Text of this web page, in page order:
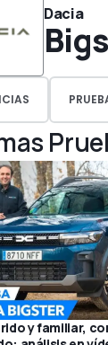
Dacia
y familiar,